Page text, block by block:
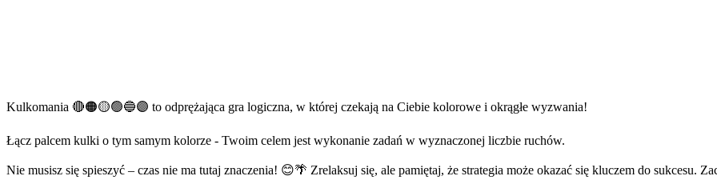
Kulkomania 🔴🟠🟡🟢🔵🟣 to odprężająca gra logiczna, w której czekają na Ciebie kolorowe i okrągłe wyzwania!
Łącz palcem kulki o tym samym kolorze - Twoim celem jest wykonanie zadań w wyznaczonej liczbie ruchów.
Nie musisz się spieszyć – czas nie ma tutaj znaczenia! 😊🌴 Zrelaksuj się, ale pamiętaj, że strategia może okazać się kluczem do sukcesu.